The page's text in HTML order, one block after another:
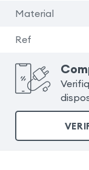
Material
Ref